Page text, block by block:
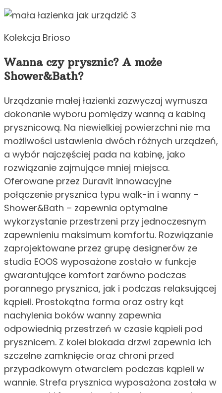
Kolekcja Brioso
Wanna czy prysznic? A może
Shower&Bath?
Urządzanie małej łazienki zazwyczaj wymusza
dokonanie wyboru pomiędzy wanną a kabiną
prysznicową. Na niewielkiej powierzchni nie ma
możliwości ustawienia dwóch różnych urządzeń,
a wybór najczęściej pada na kabinę, jako
rozwiązanie zajmujące mniej miejsca.
Oferowane przez Duravit innowacyjne
połączenie prysznica typu walk-in i wanny –
Shower&Bath – zapewnia optymalne
wykorzystanie przestrzeni przy jednoczesnym
zapewnieniu maksimum komfortu. Rozwiązanie
zaprojektowane przez grupę designerów ze
studia EOOS wyposażone zostało w funkcje
gwarantujące komfort zarówno podczas
porannego prysznica, jak i podczas relaksującej
kąpieli. Prostokątna forma oraz ostry kąt
nachylenia boków wanny zapewnia
odpowiednią przestrzeń w czasie kąpieli pod
prysznicem. Z kolei blokada drzwi zapewnia ich
szczelne zamknięcie oraz chroni przed
przypadkowym otwarciem podczas kąpieli w
wannie. Strefa prysznica wyposażona została w